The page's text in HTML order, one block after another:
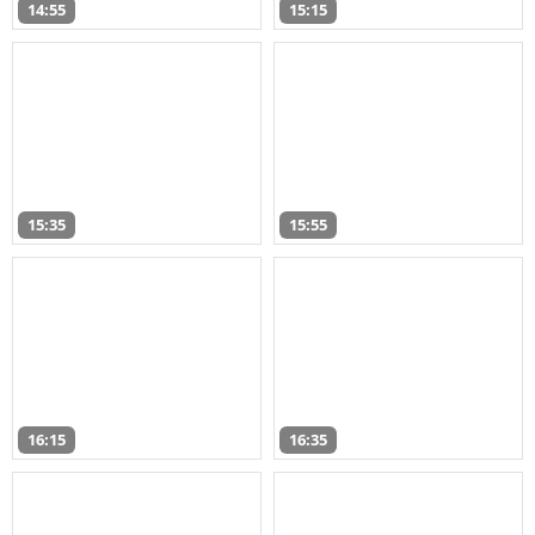
14:55 15:15
15:35 15:55
16:15 16:35